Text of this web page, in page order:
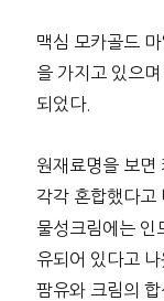
맥심 모카골드
을 가지고 있으
되었다.
원재료명을 보면
각각 혼합했다고
물성크림에는 인
유되어 있다고
팜유와 크림의